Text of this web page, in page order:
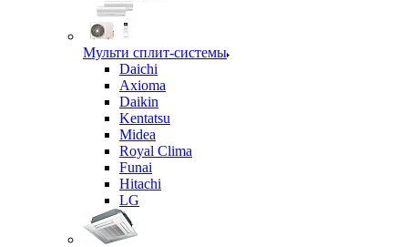
Мульти сплит-системы
Daichi
Axioma
Daikin
Kentatsu
Midea
Royal Clima
Funai
Hitachi
LG